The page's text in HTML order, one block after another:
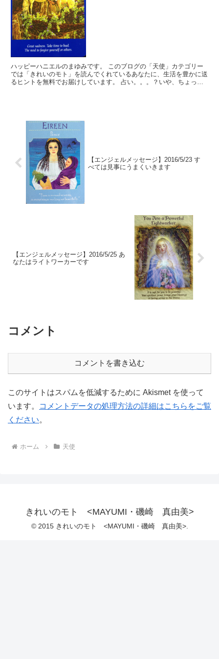
ハッピーハニエルのまゆみです。 このブログの「天使」カテゴリー
では「きれいのモト」を読んでくれているあなたに、生活を豊かに送
るヒントを無料でお届けしています。 占い。。。？いや、ちょっと
【エンジェルメッセージ】2016/5/23 す
べては見事にうまくいきます
【エンジェルメッセージ】2016/5/25 あ
なたはライトワーカーです
コメント
コメントを書き込む
このサイトはスパムを低減するために Akismet を使って
います。
コメントデータの処理方法の詳細はこちらをご覧
ください。
ホーム 天使
きれいのモト <MAYUMI・磯崎 真由美>
© 2015 きれいのモト <MAYUMI・磯崎 真由美>.